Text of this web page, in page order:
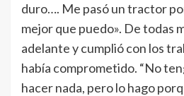
duro…. Me pasó un tractor
mejor que puedo». De todas
adelante y cumplió con los
había comprometido. “No
hacer nada, pero lo hago